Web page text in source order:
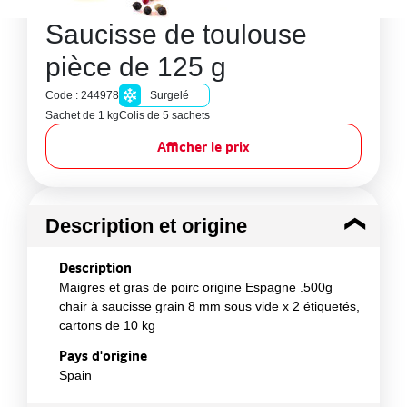
Saucisse de toulouse
pièce de 125 g
Code : 244978
Surgelé
Sachet de 1 kgColis de 5 sachets
Afficher le prix
Description et origine
Description
Maigres et gras de poirc origine Espagne .500g
chair à saucisse grain 8 mm sous vide x 2 étiquetés,
cartons de 10 kg
Pays d'origine
Spain